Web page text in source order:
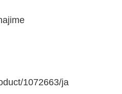
1072663/ja